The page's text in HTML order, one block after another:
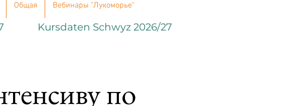
Общая Вебинары "Лукоморье"
Kursdaten Schwyz 2026/27
по